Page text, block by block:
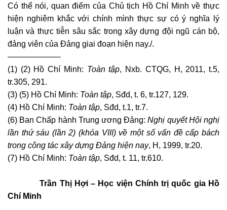
Có thể nói, quan điểm của Chủ tịch Hồ Chí Minh về thực
hiện nghiêm khắc với chính mình thực sự có ý nghĩa lý
luận và thực tiễn sâu sắc trong xây dựng đội ngũ cán bộ,
đảng viên của Đảng giai đoạn hiện nay./.
——————–
(1) (2) Hồ Chí Minh: Toàn tập, Nxb. CTQG, H, 2011, t.5,
tr.305, 291.
(3) (5) Hồ Chí Minh: Toàn tập, Sđd, t. 6, tr.127, 129.
(4) Hồ Chí Minh: Toàn tập, Sđd, t.1, tr.7.
(6) Ban Chấp hành Trung ương Đảng:Nghị quyết Hội nghị
lần thứ sáu (lần 2) (khóa VIII) về một số vấn đề cấp bách
trong công tác xây dựng Đảng hiện nay, H, 1999, tr.20.
(7) Hồ Chí Minh: Toàn tập, Sđd, t. 11, tr.610.
Trần Thị Hợi – Học viện Chính trị quốc gia Hồ
Chí Minh